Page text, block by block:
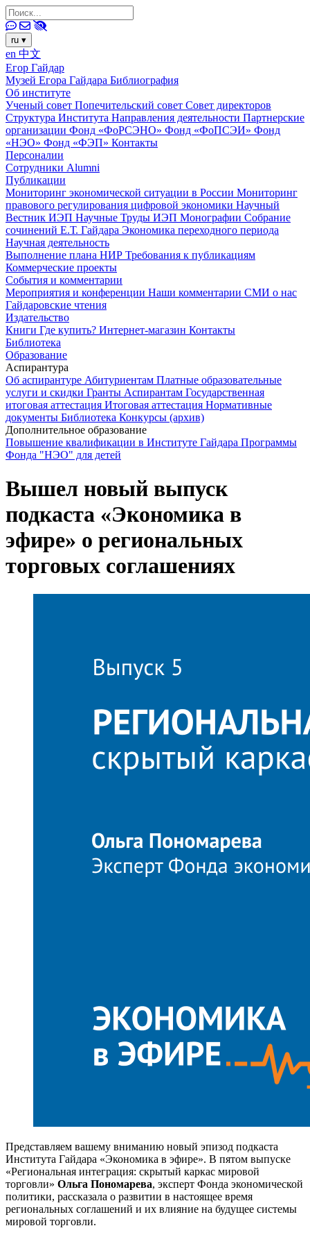
ru ▾
en 中文
Егор Гайдар
Музей Егора Гайдара Библиография
Об институте
Ученый совет Попечительский совет Совет директоров
Структура Института Направления деятельности Партнерские
организации Фонд «ФоРСЭНО» Фонд «ФоПСЭИ» Фонд
«НЭО» Фонд «ФЭП» Контакты
Персоналии
Сотрудники Alumni
Публикации
Мониторинг экономической ситуации в России Мониторинг
правового регулирования цифровой экономики Научный
Вестник ИЭП Научные Труды ИЭП Монографии Собрание
сочинений Е.Т. Гайдара Экономика переходного периода
Научная деятельность
Выполнение плана НИР Требования к публикациям
Коммерческие проекты
События и комментарии
Мероприятия и конференции Наши комментарии СМИ о нас
Гайдаровские чтения
Издательство
Книги Где купить? Интернет-магазин Контакты
Библиотека
Образование
Аспирантура
Об аспирантуре Абитуриентам Платные образовательные
услуги и скидки Гранты Аспирантам Государственная
итоговая аттестация Итоговая аттестация Нормативные
документы Библиотека Конкурсы (архив)
Дополнительное образование
Повышение квалификации в Институте Гайдара Программы
Фонда "НЭО" для детей
Вышел новый выпуск
подкаста «Экономика в
эфире» о региональных
торговых соглашениях
Представляем вашему вниманию новый эпизод подкаста
Института Гайдара «Экономика в эфире». В пятом выпуске
«Региональная интеграция: скрытый каркас мировой
торговли» Ольга Пономарева, эксперт Фонда экономической
политики, рассказала о развитии в настоящее время
региональных соглашений и их влияние на будущее системы
мировой торговли.